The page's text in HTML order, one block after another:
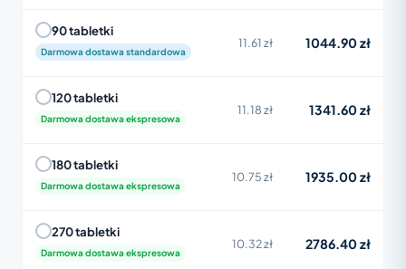
90 tabletki
Darmowa dostawa standardowa
11.61 zł 1044.90 zł
120 tabletki
Darmowa dostawa ekspresowa
11.18 zł 1341.60 zł
180 tabletki
Darmowa dostawa ekspresowa
10.75 zł 1935.00 zł
270 tabletki
Darmowa dostawa ekspresowa
10.32 zł 2786.40 zł